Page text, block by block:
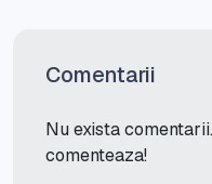
Comentarii
Nu exista
comenteaza!